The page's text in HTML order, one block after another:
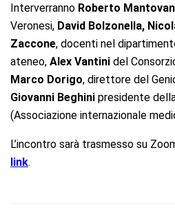
Interverranno Roberto
Veronesi, David Bolzonella,
Zaccone, docenti nel
ateneo, Alex Vantini del
Marco Dorigo, direttore del
Giovanni Beghini presidente
(Associazione internazionale
L’incontro sarà trasmesso su
link.